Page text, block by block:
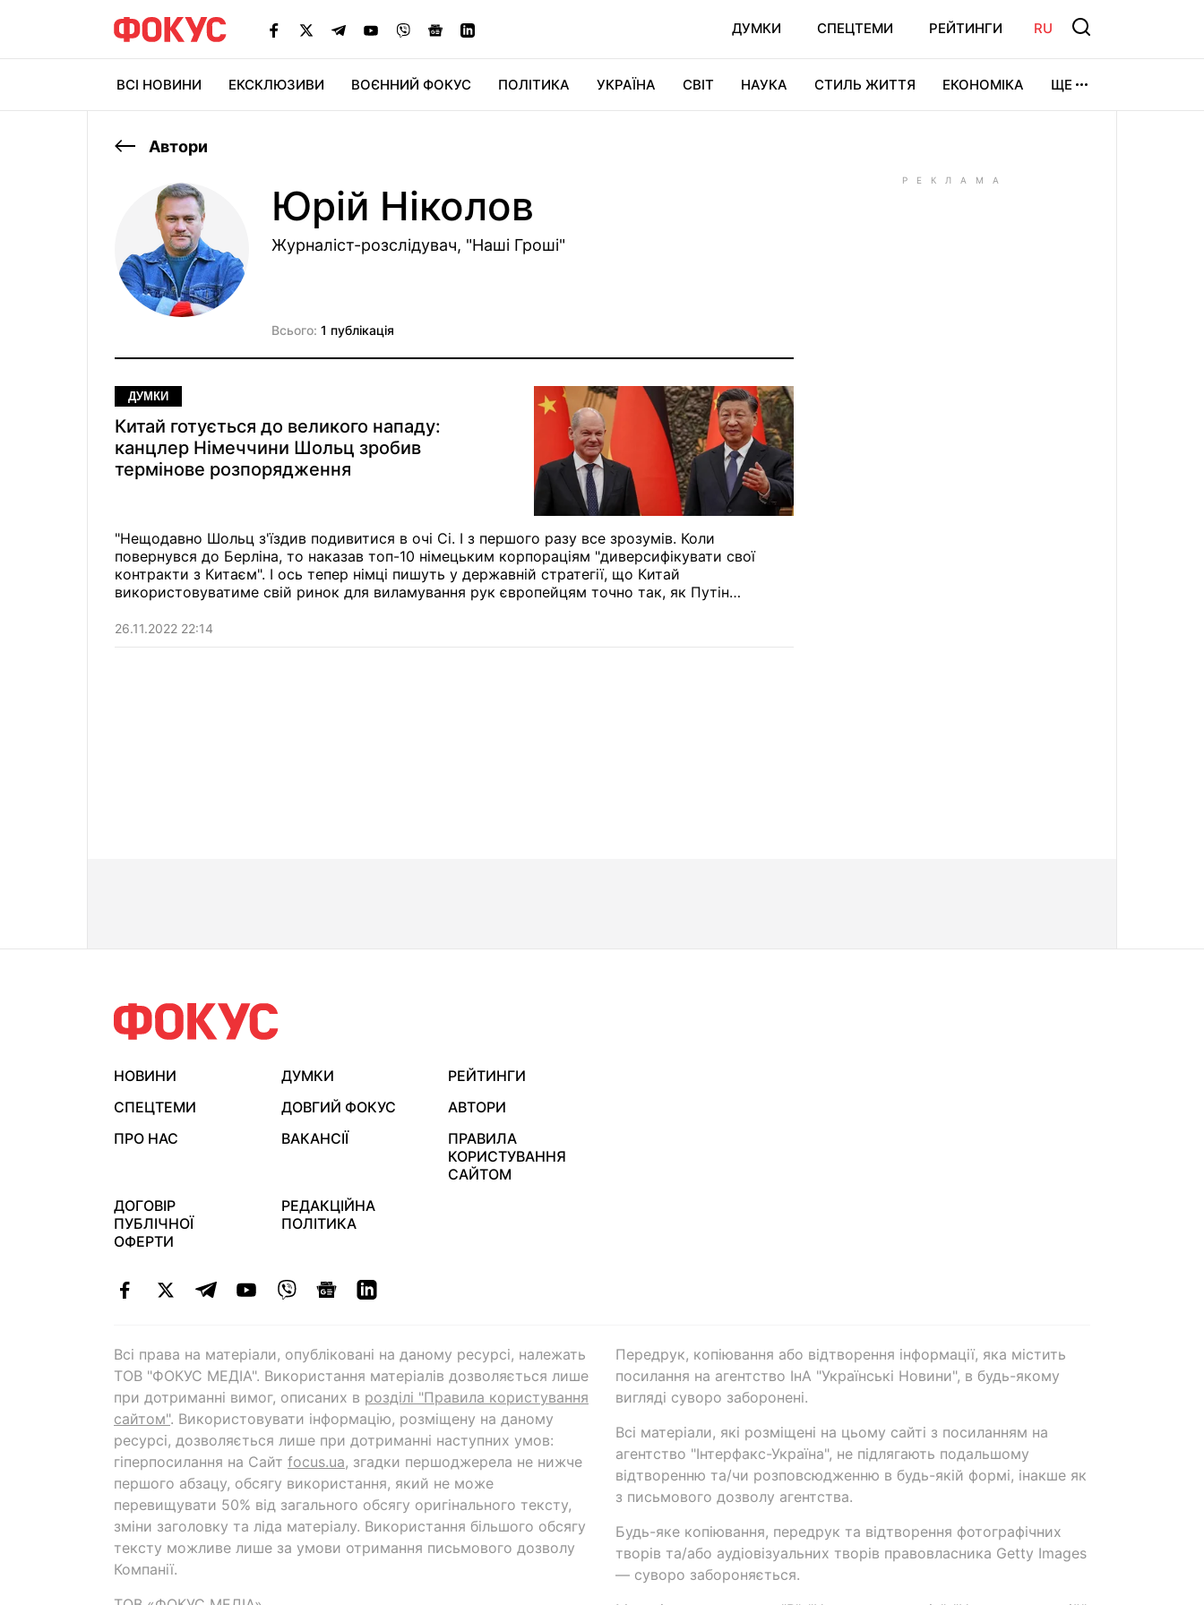
ДУМКИ СПЕЦТЕМИ РЕЙТИНГИ RU
ВСІ НОВИНИ ЕКСКЛЮЗИВИ ВОЄННИЙ ФОКУС ПОЛІТИКА УКРАЇНА СВІТ НАУКА СТИЛЬ ЖИТТЯ ЕКОНОМІКА ЩЕ
Автори
Юрій Ніколов
Журналіст-розслідувач, "Наші Гроші"
Всього: 1 публікація
ДУМКИ
Китай готується до великого нападу:
канцлер Німеччини Шольц зробив
термінове розпорядження
"Нещодавно Шольц з'їздив подивитися в очі Сі. І з першого разу все зрозумів. Коли
повернувся до Берліна, то наказав топ-10 німецьким корпораціям "диверсифікувати свої
контракти з Китаєм". І ось тепер німці пишуть у державній стратегії, що Китай
використовуватиме свій ринок для виламування рук європейцям точно так, як Путін
Китаю важлива ідеологія панування. На ній він збудує нову колоніальну економіку". Думка.
26.11.2022 22:14
НОВИНИ ДУМКИ
РЕЙТИНГИ
СПЕЦТЕМИ
ДОВГИЙ ФОКУС
АВТОРИ
ПРО НАС
ВАКАНСІЇ
ПРАВИЛА
КОРИСТУВАННЯ
САЙТОМ
ДОГОВІР
ПУБЛІЧНОЇ
ОФЕРТИ
РЕДАКЦІЙНА
ПОЛІТИКА
Всі права на матеріали, опубліковані на даному ресурсі, належать
ТОВ "ФОКУС МЕДІА". Використання матеріалів дозволяється лише
при дотриманні вимог, описаних в розділі "Правила користування
сайтом". Використовувати інформацію, розміщену на даному
ресурсі, дозволяється лише при дотриманні наступних умов:
гіперпосилання на Cайт focus.ua, згадки першоджерела не нижче
першого абзацу, обсягу використання, який не може
перевищувати 50% від загального обсягу оригінального тексту,
зміни заголовку та ліда матеріалу. Використання більшого обсягу
тексту можливе лише за умови отримання письмового дозволу
Компанії.
Передрук, копіювання або відтворення інформації, яка містить
посилання на агентство ІнА "Українські Новини", в будь-якому
вигляді суворо заборонені.
Всі матеріали, які розміщені на цьому сайті з посиланням на
агентство "Інтерфакс-Україна", не підлягають подальшому
відтворенню та/чи розповсюдженню в будь-якій формі, інакше як
з письмового дозволу агентства.
Будь-яке копіювання, передрук та відтворення фотографічних
творів та/або аудіовізуальних творів правовласника Getty Images
— суворо забороняється.